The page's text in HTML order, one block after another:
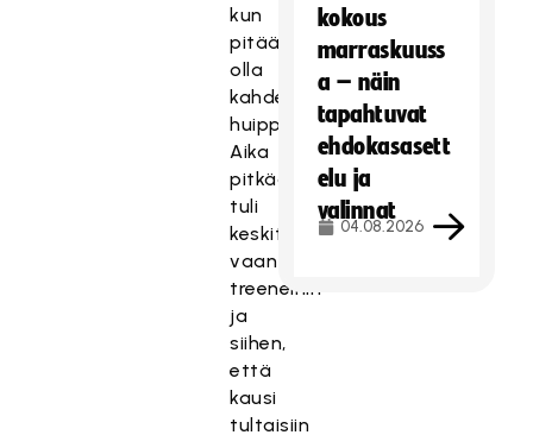
kun
pitää
olla
kahdesti
huippukunnossa.
Aika
pitkään
tuli
keskityttyä
vaan
treeneihin
ja
siihen,
että
kausi
tultaisiin
kokous
marraskuuss
a – näin
tapahtuvat
ehdokasasett
elu ja
valinnat
04.08.2026